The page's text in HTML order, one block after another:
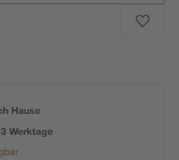
Hause
Werktage